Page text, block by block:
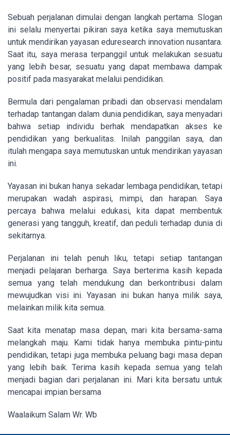
Sebuah perjalanan dimulai dengan langkah pertama. Slogan
ini selalu menyertai pikiran saya ketika saya memutuskan
untuk mendirikan yayasan eduresearch innovation nusantara.
Saat itu, saya merasa terpanggil untuk melakukan sesuatu
yang lebih besar, sesuatu yang dapat membawa dampak
positif pada masyarakat melalui pendidikan.
Bermula dari pengalaman pribadi dan observasi mendalam
terhadap tantangan dalam dunia pendidikan, saya menyadari
bahwa setiap individu berhak mendapatkan akses ke
pendidikan yang berkualitas. Inilah panggilan saya, dan
itulah mengapa saya memutuskan untuk mendirikan yayasan
ini.
Yayasan ini bukan hanya sekadar lembaga pendidikan, tetapi
merupakan wadah aspirasi, mimpi, dan harapan. Saya
percaya bahwa melalui edukasi, kita dapat membentuk
generasi yang tangguh, kreatif, dan peduli terhadap dunia di
sekitarnya.
Perjalanan ini telah penuh liku, tetapi setiap tantangan
menjadi pelajaran berharga. Saya berterima kasih kepada
semua yang telah mendukung dan berkontribusi dalam
mewujudkan visi ini. Yayasan ini bukan hanya milik saya,
melainkan milik kita semua.
Saat kita menatap masa depan, mari kita bersama-sama
melangkah maju. Kami tidak hanya membuka pintu-pintu
pendidikan, tetapi juga membuka peluang bagi masa depan
yang lebih baik. Terima kasih kepada semua yang telah
menjadi bagian dari perjalanan ini. Mari kita bersatu untuk
mencapai impian bersama
Waalaikum Salam Wr. Wb